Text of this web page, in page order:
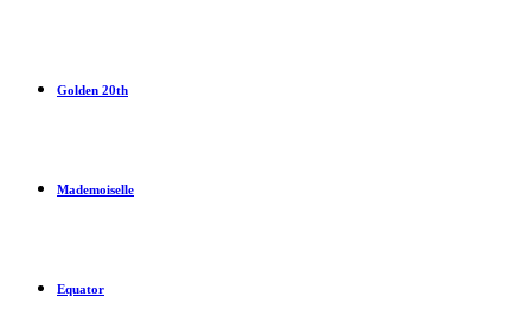
Golden 20th
Mademoiselle
Equator